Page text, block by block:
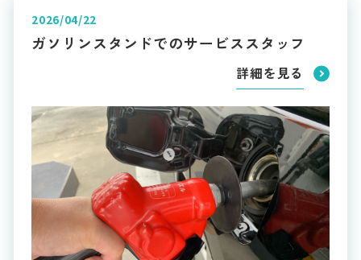
2026/04/22
ガソリンスタンドでのサービススタッフ
詳細を見る